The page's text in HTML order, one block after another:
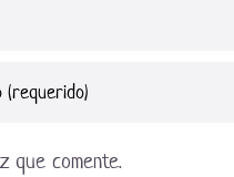
que comente.